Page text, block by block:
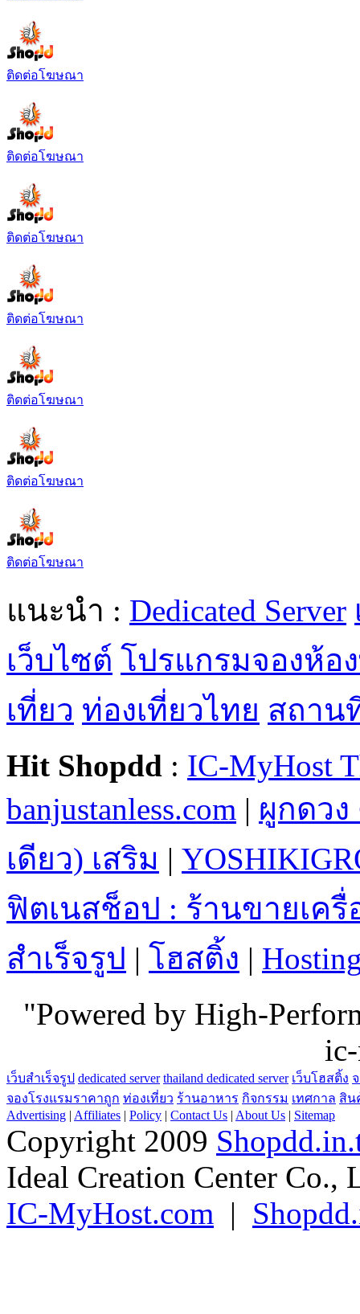
ติดต่อโฆษณา
ติดต่อโฆษณา
ติดต่อโฆษณา
ติดต่อโฆษณา
ติดต่อโฆษณา
ติดต่อโฆษณา
ติดต่อโฆษณา
แนะนำ : Dedicated Server
เว็บไซต์ โปรแกรมจองห้อ
เที่ยว ท่องเที่ยวไทย สถาน
Hit Shopdd : IC-MyHost
banjustanless.com | ผูกดวง
เดียว) เสริม |
ฟิตเนสช็อป : ร้านขายเค
สำเร็จรูป | โฮสติ้ง |
"Powered by High-
เว็บสำเร็จรูป dedicated server thailand dedicated server เว็บโฮสติ้ง
จองโรงแรมราคาถูก ท่องเที่ยว ร้านอาหาร กิจกรรม เทศกาล สิน
Advertising | Affiliates | Policy | Contact Us | About Us | Sitemap
Copyright 2009
Ideal Creation Center Co.,
IC-MyHost.com |